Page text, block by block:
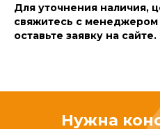
Для уточнения наличия,
свяжитесь с
оставьте заявку на сайте.
Нужна